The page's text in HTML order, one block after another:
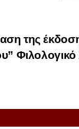
της